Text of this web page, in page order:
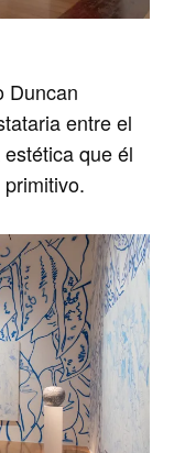
Duncan
entre el
que él